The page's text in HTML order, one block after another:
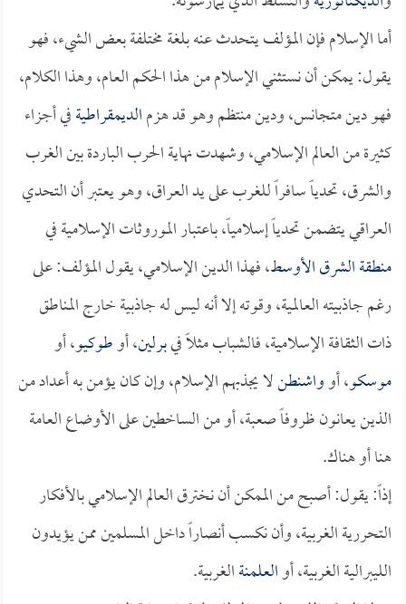
أما الإسلام فإن المؤلف يتحدث عنه بلغة مختلفة بعض الشيء، فهو
يقول: يمكن أن نستثني الإسلام من هذا الحكم العام، وهذا الكلام،
فهو دين متجانس، ودين منتظم وهو قد هزمالديمقراطيةفي أجزاء
كثيرة من العالم الإسلامي، وشهدت نهاية الحرب الباردة بين الغرب
والشرق، تحدياً سافراً للغرب على يد العراق، وهو يعتبر أن التحدي
العراقي يتضمن تحدياً إسلامياً، باعتبار الموروثات الإسلامية في
منطقة الشرق الأوسط، فهذا الدين الإسلامي، يقول المؤلف: على
رغم جاذبيته العالمية، وقوته إلا أنه ليس له جاذبية خارج المناطق
ذات الثقافة الإسلامية، فالشباب مثلاً فيبرلين، أوطوكيو، أو
موسكو، أوواشنطنلا يجذبهم الإسلام، وإن كان يؤمن به أعداد من
الذين يعانون ظروفاً صعبة، أو من الساخطين على الأوضاع العامة
هنا أو هناك.
إذاً: يقول: أصبح من الممكن أن نخترق العالم الإسلامي بالأفكار
التحررية الغربية، وأن نكسب أنصاراً داخل المسلمين ممن يؤيدون
الليبرالية الغربية، أوالعلمنةالغربية.